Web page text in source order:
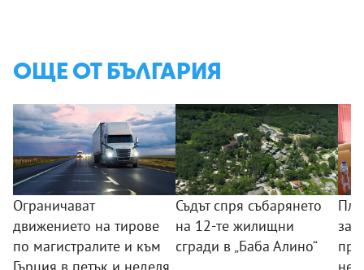
ОЩЕ ОТ БЪЛГАРИЯ
Ограничават
движението на тирове
по магистралите и към
Съдът спря събарянето
на 12-те жилищни
сгради в „Баба Алино“